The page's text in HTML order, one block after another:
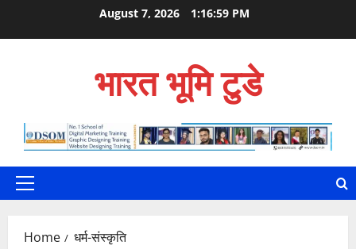
August 7, 2026 1:17:00 PM
भारत भूमि टुडे
Primary
Home धर्म-संस्कृति